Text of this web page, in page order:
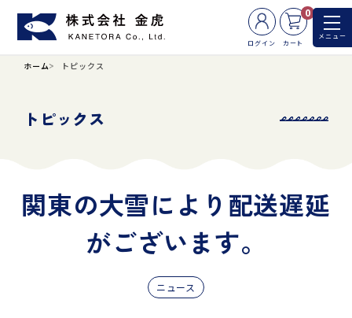
ログイン
0
カート
メニュー
ホーム トピックス
トピックス
関東の大雪により配送遅延
がございます。
ニュース